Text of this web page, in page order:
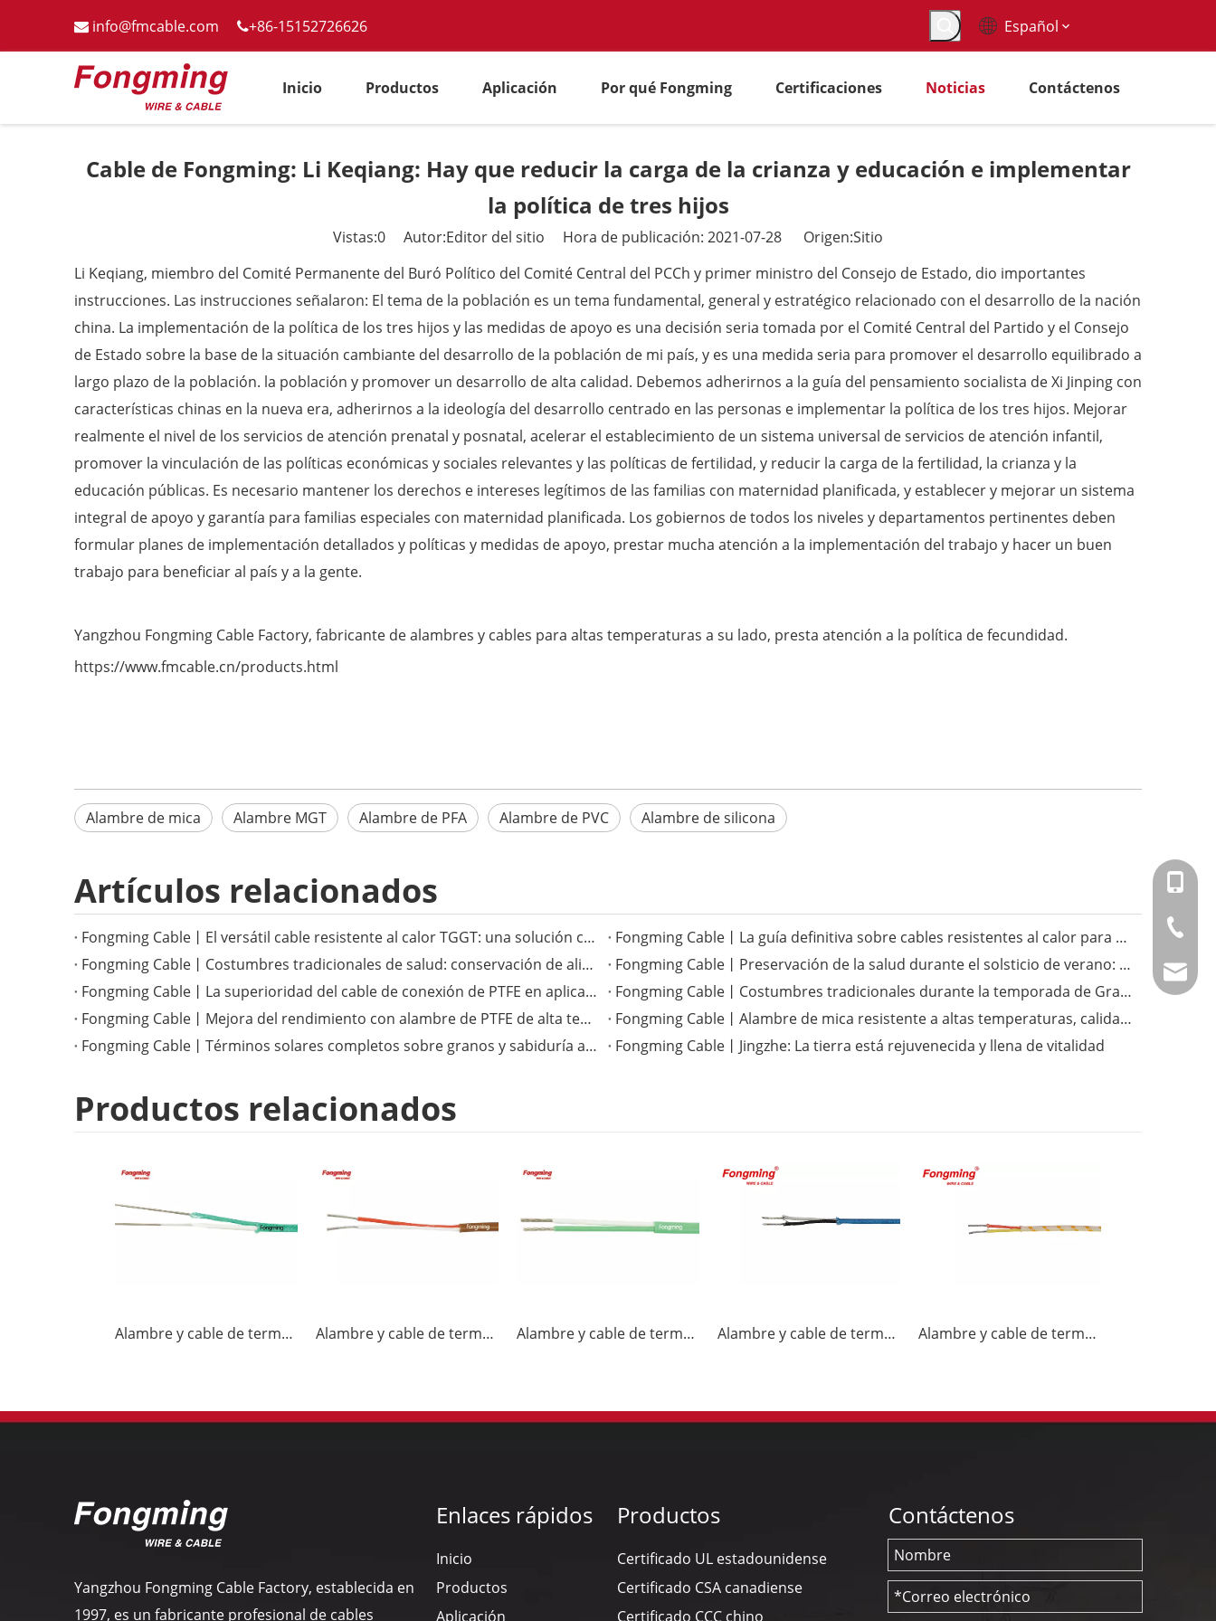
 info@fmcable.com +86-15152726626 Español
Inicio Productos Aplicación Por qué Fongming Certificaciones Noticias Contáctenos
Cable de Fongming: Li Keqiang: Hay que reducir la carga de la crianza y educación e implementar
la política de tres hijos
Vistas:0 Autor:Editor del sitio Hora de publicación: 2021-07-28 Origen:Sitio
Li Keqiang, miembro del Comité Permanente del Buró Político del Comité Central del PCCh y primer ministro del Consejo de Estado, dio importantes
instrucciones. Las instrucciones señalaron: El tema de la población es un tema fundamental, general y estratégico relacionado con el desarrollo de la nación
china. La implementación de la política de los tres hijos y las medidas de apoyo es una decisión seria tomada por el Comité Central del Partido y el Consejo
de Estado sobre la base de la situación cambiante del desarrollo de la población de mi país, y es una medida seria para promover el desarrollo equilibrado a
largo plazo de la población. la población y promover un desarrollo de alta calidad. Debemos adherirnos a la guía del pensamiento socialista de Xi Jinping con
características chinas en la nueva era, adherirnos a la ideología del desarrollo centrado en las personas e implementar la política de los tres hijos. Mejorar
realmente el nivel de los servicios de atención prenatal y posnatal, acelerar el establecimiento de un sistema universal de servicios de atención infantil,
promover la vinculación de las políticas económicas y sociales relevantes y las políticas de fertilidad, y reducir la carga de la fertilidad, la crianza y la
educación públicas. Es necesario mantener los derechos e intereses legítimos de las familias con maternidad planificada, y establecer y mejorar un sistema
integral de apoyo y garantía para familias especiales con maternidad planificada. Los gobiernos de todos los niveles y departamentos pertinentes deben
formular planes de implementación detallados y políticas y medidas de apoyo, prestar mucha atención a la implementación del trabajo y hacer un buen
trabajo para beneficiar al país y a la gente.
Yangzhou Fongming Cable Factory, fabricante de alambres y cables para altas temperaturas a su lado, presta atención a la política de fecundidad.
https://www.fmcable.cn/products.html
Alambre de mica Alambre MGT Alambre de PFA Alambre de PVC Alambre de silicona
Artículos relacionados
Fongming Cable丨El versátil cable resistente al calor TGGT: una solución confiable para aplicaciones de alta temperatura
Fongming Cable丨La guía definitiva sobre cables resistentes al calor para aplicaciones industriales
Fongming Cable丨Costumbres tradicionales de salud: conservación de alimentos y salud en la temporada de calor menor
Fongming Cable丨Preservación de la salud durante el solsticio de verano: sigue las tres estaciones y disfruta de una vida saludable
Fongming Cable丨La superioridad del cable de conexión de PTFE en aplicaciones electrónicas de alta temperatura
Fongming Cable丨Costumbres tradicionales durante la temporada de Granos en Espiga
Fongming Cable丨Mejora del rendimiento con alambre de PTFE de alta temperatura
Fongming Cable丨Alambre de mica resistente a altas temperaturas, calidad confiable, resistente a temperaturas de hasta 500 grados.
Fongming Cable丨Términos solares completos sobre granos y sabiduría agrícola
Fongming Cable丨Jingzhe: La tierra está rejuvenecida y llena de vitalidad
Productos relacionados
Alambre y cable de termopar KX-FF Alambre y cable de termopar JX-FF Alambre y cable de termopar K-FF Alambre y cable de termopar J-GG Alambre y cable de termopar K-GG
Yangzhou Fongming Cable Factory, establecida en
1997, es un fabricante profesional de cables
Enlaces rápidos
Inicio
Productos
Aplicación
+86-
+86-
Productos
Certificado UL estadounidense
Certificado CSA canadiense
Certificado CCC chino
Contáctenos